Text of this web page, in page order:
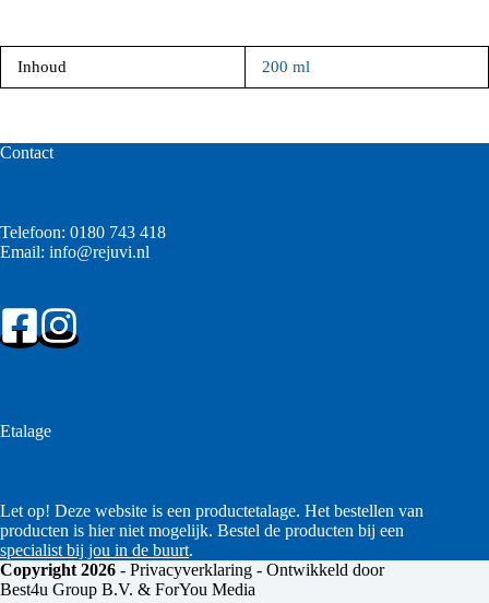
Inhoud 200 ml
Contact
Telefoon: 0180 743 418
Email: info@rejuvi.nl
Etalage
Let op! Deze website is een productetalage. Het bestellen van
producten is hier niet mogelijk. Bestel de producten bij een
specialist bij jou in de buurt.
Copyright 2026 - Privacyverklaring - Ontwikkeld door
Best4u Group B.V. & ForYou Media